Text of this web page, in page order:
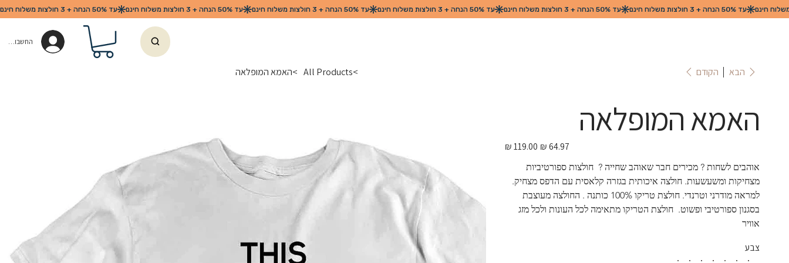
החשבון שלי
>
All Products
>האמא המופלאה הקודם הבא
האמא המופלאה
מחיר
מקורי
מחיר
מבצע
אוהבים לשחות ? מכירים חבר שאוהב שחייה ?  חולצות ספורטיביות
מצחיקות ומשעשעות. חולצה איכותית בגזרה קלאסית עם הדפס מצחיק.
למראה מודרני וטרנדי. חולצת טריקו 100% כותנה . החולצה מעוצבת
בסגנון ספורטיבי ופשוט.  חולצת הטריקו מתאימה לכל העונות ולכל מזג
אוויר
צבע